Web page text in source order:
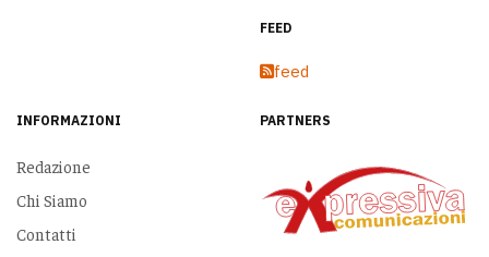
FEED
feed
INFORMAZIONI
Redazione
Chi Siamo
Contatti
PARTNERS